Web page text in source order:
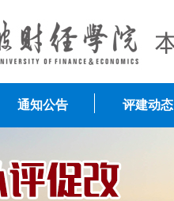
通知公告 评建动态